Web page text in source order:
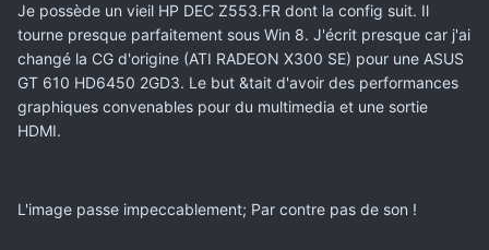
Je possède un vieil HP DEC Z553.FR dont la config suit. Il
tourne presque parfaitement sous Win 8. J'écrit presque car j'ai
changé la CG d'origine (ATI RADEON X300 SE) pour une ASUS
GT 610 HD6450 2GD3. Le but &tait d'avoir des performances
graphiques convenables pour du multimedia et une sortie
HDMI.
L'image passe impeccablement; Par contre pas de son !